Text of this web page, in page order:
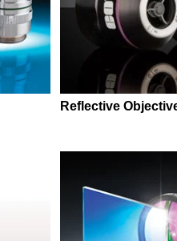
Reflective